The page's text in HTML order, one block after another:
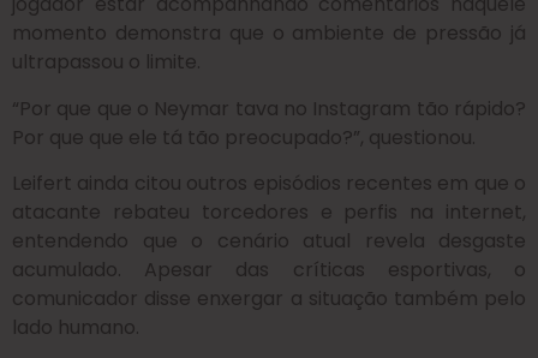
momento demonstra que o ambiente de pressão já
ultrapassou o limite.
“Por que que o Neymar tava no Instagram tão rápido?
Por que que ele tá tão preocupado?”, questionou.
Leifert ainda citou outros episódios recentes em que o
atacante rebateu torcedores e perfis na internet,
entendendo que o cenário atual revela desgaste
acumulado. Apesar das críticas esportivas, o
comunicador disse enxergar a situação também pelo
lado humano.